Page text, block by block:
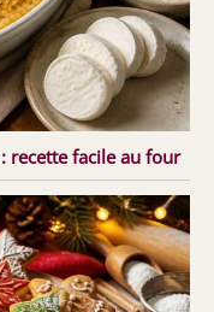
recette facile au four